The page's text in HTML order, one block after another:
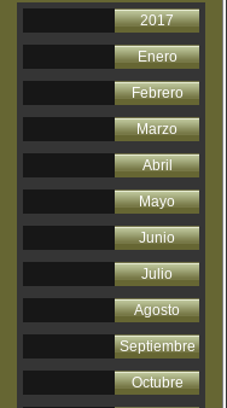
2017
Enero
Febrero
Marzo
Abril
Mayo
Junio
Julio
Agosto
Septiembre
Octubre